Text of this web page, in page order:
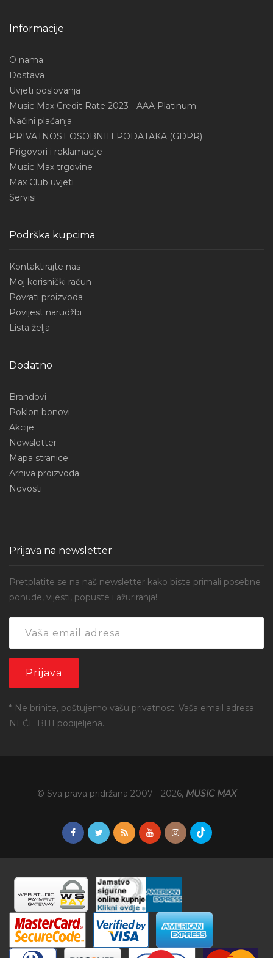
Informacije
O nama
Dostava
Uvjeti poslovanja
Music Max Credit Rate 2023 - AAA Platinum
Načini plaćanja
PRIVATNOST OSOBNIH PODATAKA (GDPR)
Prigovori i reklamacije
Music Max trgovine
Max Club uvjeti
Servisi
Podrška kupcima
Kontaktirajte nas
Moj korisnički račun
Povrati proizvoda
Povijest narudžbi
Lista želja
Dodatno
Brandovi
Poklon bonovi
Akcije
Newsletter
Mapa stranice
Arhiva proizvoda
Novosti
Prijava na newsletter
Pretplatite se na naš newsletter kako biste primali posebne
ponude, vijesti, popuste i ažuriranja!
* Ne brinite, poštujemo vašu privatnost. Vaša email adresa
NEĆE BITI podijeljena.
© Sva prava pridržana 2007 - 2026, MUSIC MAX